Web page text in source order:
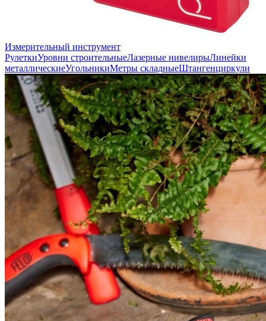
Измерительный инструмент
РулеткиУровни строительныеЛазерные нивелирыЛинейки
металлическиеУгольникиМетры складныеШтангенциркули